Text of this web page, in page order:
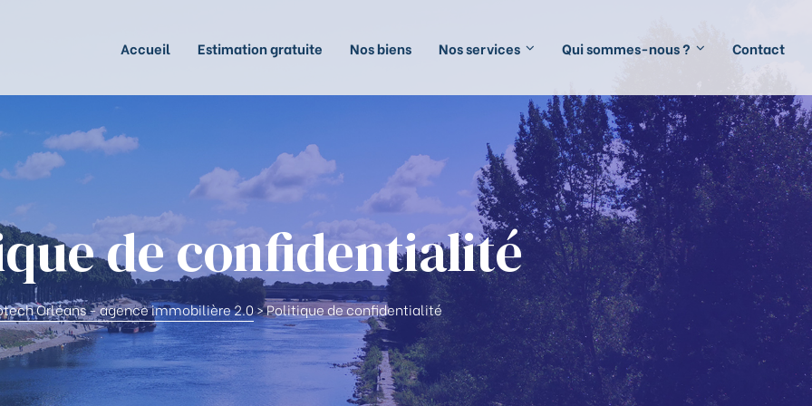
Accueil Estimation gratuite Nos biens Nos services Qui sommes-nous ? Contact
de confidentialité
Orléans - agence immobilière 2.0>Politique de confidentialité